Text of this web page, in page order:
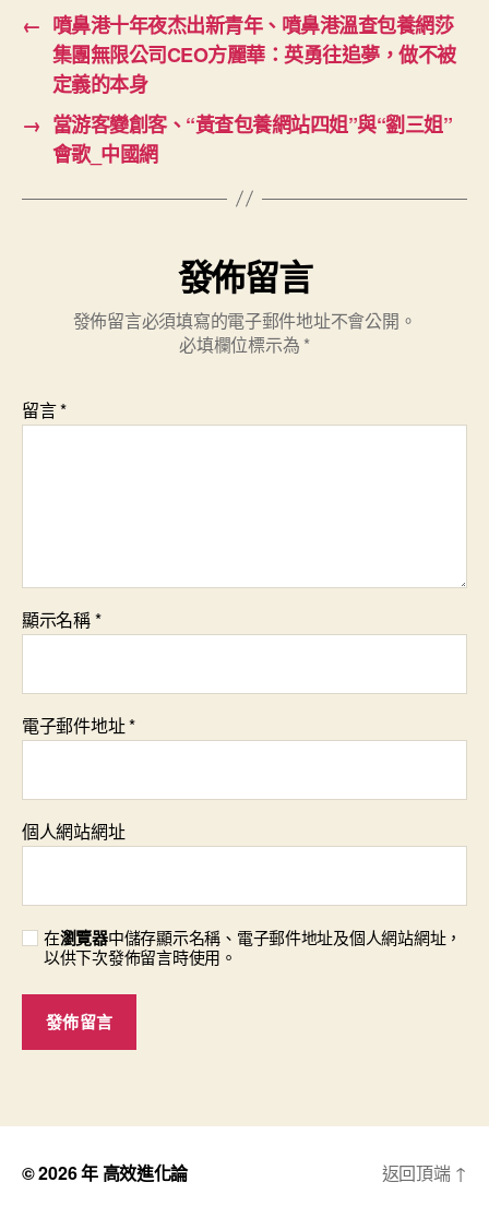
← 噴鼻港十年夜杰出新青年、噴鼻港溫查包養網莎
集團無限公司CEO方麗華：英勇往追夢，做不被
定義的本身
→ 當游客變創客、“黃查包養網站四姐”與“劉三姐”
會歌_中國網
發佈留言
發佈留言必須填寫的電子郵件地址不會公開。
必填欄位標示為 *
留言*
顯示名稱*
電子郵件地址*
個人網站網址
在瀏覽器中儲存顯示名稱、電子郵件地址及個人網站網址，
以供下次發佈留言時使用。
© 2026 年 高效進化論 返回頂端 ↑